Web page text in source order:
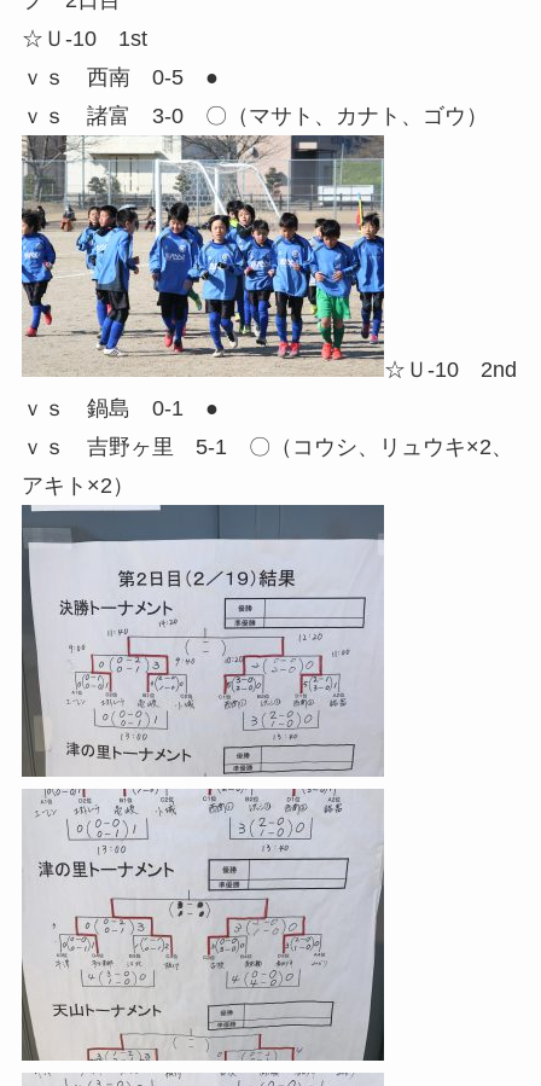
☆Ｕ-10 1st
ｖｓ 西南 0-5 ●
ｖｓ 諸富 3-0 〇（マサト、カナト、ゴウ）
☆Ｕ-10 2nd
ｖｓ 鍋島 0-1 ●
ｖｓ 吉野ヶ里 5-1 〇（コウシ、リュウキ×2、
アキト×2）